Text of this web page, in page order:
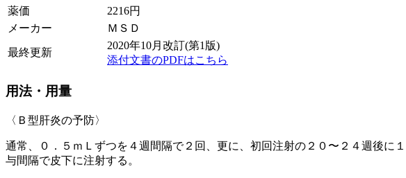
薬価
2216円
メーカー
ＭＳＤ
最終更新
2020年10月改訂(第1版)
添付文書のPDFはこちら
用法・用量
〈Ｂ型肝炎の予防〉
通常、０．５ｍＬずつを４週間隔で２回、更に、初回注射の２０〜２４週後に
与間隔で皮下に注射する。